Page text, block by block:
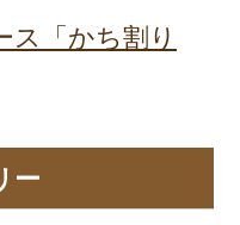
ス「かち割り
ー